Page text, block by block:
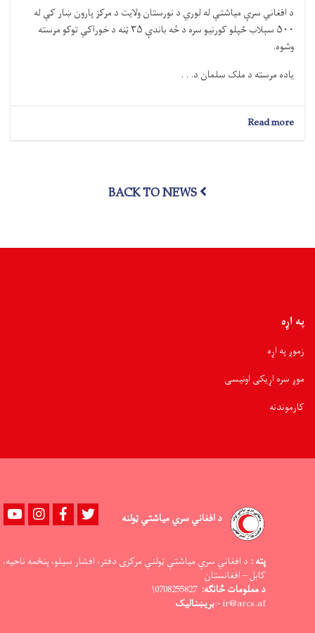
د افغاني سرې میاشتې له لوري د نورستان ولایت د مرکز پارون ښار کې له
۵۰۰ سېلاب ځپلو کورنیو سره د څه باندې ۳۵ ټنه د خوراکي توکو مرسته
وشوه.
یاده مرسته د ملک سلمان د. . .
Read more
نورستان؛
۳۵
BACK TO NEWS
په اړه
زموږ په اړه
موږ سره اړیکی اونیسی
کارموندنه
د افغاني سري میاشتي ټولنه YoutubeinstagramFacebook Twitter
پته : د افغاني سرې میاشتې ټولنې مرکزی دفتر، افشار سیلو، پنځمه ناحیه،
کابل – افغانستان
د معلومات څانګه: 0708255827\
ir@arcs.af -: بریښنالیک